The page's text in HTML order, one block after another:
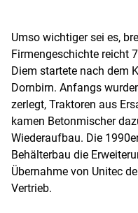
Umso wichtiger sei es,
Firmengeschichte reicht
Diem startete nach dem
Dornbirn. Anfangs
zerlegt, Traktoren aus
kamen Betonmischer
Wiederaufbau. Die
Behälterbau die
Übernahme von Unitec
Vertrieb.